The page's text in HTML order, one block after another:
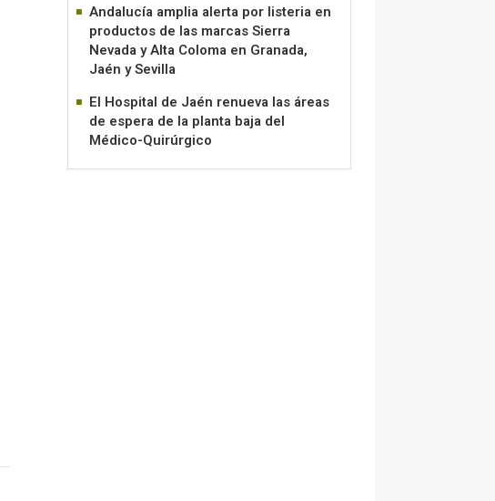
Andalucía amplia alerta por listeria en
productos de las marcas Sierra
Nevada y Alta Coloma en Granada,
Jaén y Sevilla
El Hospital de Jaén renueva las áreas
de espera de la planta baja del
Médico-Quirúrgico